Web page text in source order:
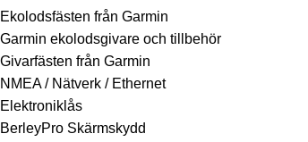
Ekolodsfästen från Garmin
Garmin ekolodsgivare och tillbehör
Givarfästen från Garmin
NMEA / Nätverk / Ethernet
Elektroniklås
BerleyPro Skärmskydd